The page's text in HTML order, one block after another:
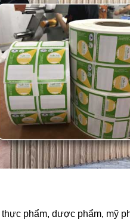
phẩm, dược phẩm, mỹ